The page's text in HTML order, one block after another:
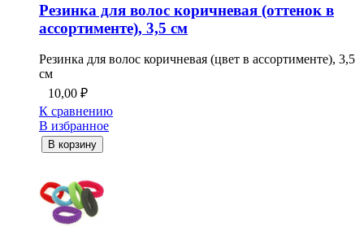
Резинка для волос коричневая (оттенок в
ассортименте), 3,5 см
Резинка для волос коричневая (цвет в ассортименте), 3,5
см
10,00 ₽
К сравнению
В избранное
В корзину